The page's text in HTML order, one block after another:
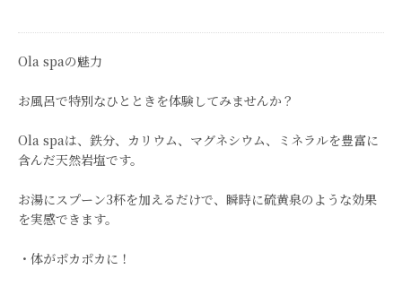
Ola spaの魅力
お風呂で特別なひとときを体験してみませんか？
Ola spaは、鉄分、カリウム、マグネシウム、ミネラルを豊富に
含んだ天然岩塩です。
お湯にスプーン3杯を加えるだけで、瞬時に硫黄泉のような効果
を実感できます。
・体がポカポカに！